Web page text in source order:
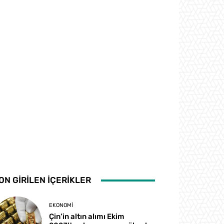
GİRİLEN İÇERİKLER
EKONOMI
Çin’in altın alımı Ekim